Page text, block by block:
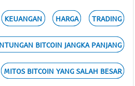
KEUANGAN HARGA TRADING
BITCOIN JANGKA PANJANG
MITOS BITCOIN YANG SALAH BESAR